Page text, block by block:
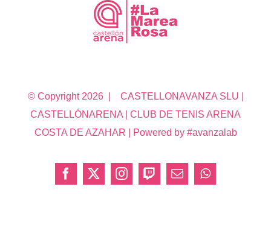
© Copyright 2026 | CASTELLONAVANZA SLU |
CASTELLÓNARENA | CLUB DE TENIS ARENA
COSTA DE AZAHAR | Powered by #avanzalab
Facebook
X InstagramTwitchCorreoWhatsApp